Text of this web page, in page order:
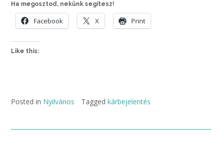
Ha megosztod, nekünk segítesz!
Facebook X Print
Like this:
Posted in Nyilvános Tagged kárbejelentés